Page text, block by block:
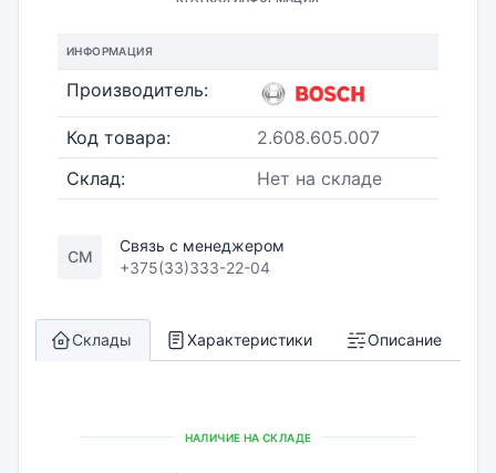
ИНФОРМАЦИЯ
Производитель:
Код товара:
2.608.605.007
Склад:
Нет на складе
СМ
Связь с менеджером
+375(33)333-22-04
Склады Характеристики Описание
НАЛИЧИЕ НА СКЛАДЕ